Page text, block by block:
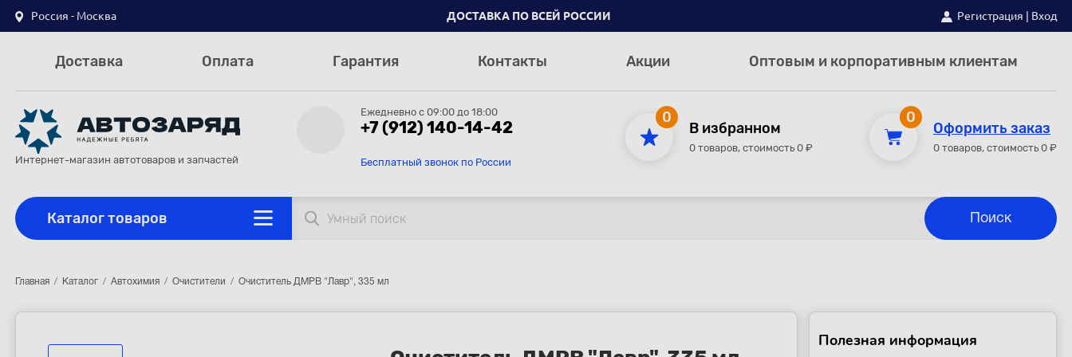
Россия - Москва ДОСТАВКА ПО ВСЕЙ РОССИИ Регистрация Вход
Доставка Оплата Гарантия Контакты Акции Оптовым и корпоративным клиентам
Интернет-магазин автотоваров и запчастей
Ежедневно с 09:00 до 18:00
+7 (912) 140-14-42
Бесплатный звонок по России
0
В избранном
0 товаров, стоимость 0 ₽
0
Оформить заказ
0 товаров, стоимость 0 ₽
Каталог товаров
Главная Каталог Автохимия Очистители Очиститель ДМРВ "Лавр", 335 мл
Полезная информация